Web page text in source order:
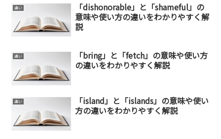
違い
「dishonorable」と「shameful」の
意味や使い方の違いをわかりやすく解
説
違い
「bring」と「fetch」の意味や使い方
の違いをわかりやすく解説
違い
「island」と「islands」の意味や使い
方の違いをわかりやすく解説